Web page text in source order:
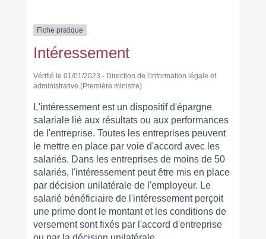
Fiche pratique
Intéressement
Vérifié le 01/01/2023 - Direction de l'information légale et
administrative (Première ministre)
L'intéressement est un dispositif d'épargne
salariale lié aux résultats ou aux performances
de l'entreprise. Toutes les entreprises peuvent
le mettre en place par voie d'accord avec les
salariés. Dans les entreprises de moins de 50
salariés, l'intéressement peut être mis en place
par décision unilatérale de l'employeur. Le
salarié bénéficiaire de l'intéressement perçoit
une prime dont le montant et les conditions de
versement sont fixés par l'accord d'entreprise